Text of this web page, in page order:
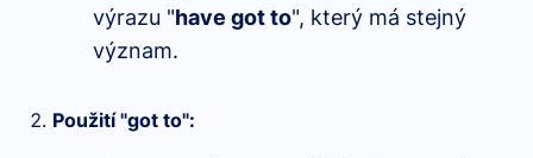
výrazu "have got to", který má stejný
význam.
Použití "got to":